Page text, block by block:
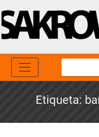
Etiqueta: